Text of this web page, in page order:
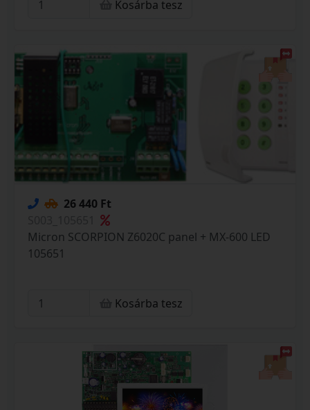
Kosárba tesz
26 440 Ft
Micron SCORPION Z6020C panel + MX-600 LED
105651
Kosárba tesz